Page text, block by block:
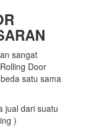
sangat
Door
satu sama
jual dari suatu
)